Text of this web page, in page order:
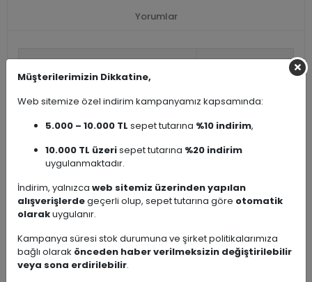
Yorumlar
Seri Adı Ayna
Benzer Ürünler
Müşterilerimizin Dikkatine,
Web sitemize özel indirim kampanyamız kapsamında:
5.000 – 10.000 TL sepet tutarına %10 indirim,
10.000 TL üzerisepet tutarına %20 indirim
uygulanmaktadır.
İndirim, yalnızca web sitemiz üzerinden yapılan
alışverişlerdegeçerli olup, sepet tutarına göre otomatik
olarakuygulanır.
Kampanya süresi stok durumuna ve şirket politikalarımıza
bağlı olarak önceden haber verilmeksizin değiştirilebilir
veya sona erdirilebilir.